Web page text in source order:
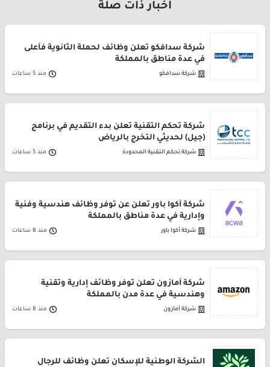
أخبار ذات صلة
شركة سدافكو تعلن وظائف لحملة الثانوية فأعلى
في عدة مناطق بالمملكة
شركة سدافكو منذ 5 ساعات
شركة تحكم التقنية تعلن بدء التقديم في برنامج
(جيل) لحديثي التخرج بالرياض
شركة تحكم التقنية المحدودة منذ 5 ساعات
شركة أكوا باور تعلن عن توفر وظائف هندسية وفنية
وإدارية في عدة مناطق بالمملكة
شركة أكوا باور منذ 8 ساعات
شركة أمازون تعلن توفر وظائف إدارية وتقنية
وهندسية في عدة مدن بالمملكة
شركة أمازون منذ 8 ساعات
الشركة الوطنية للإسكان تعلن وظائف للرجال